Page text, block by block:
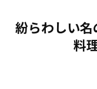
紛らわしい
料